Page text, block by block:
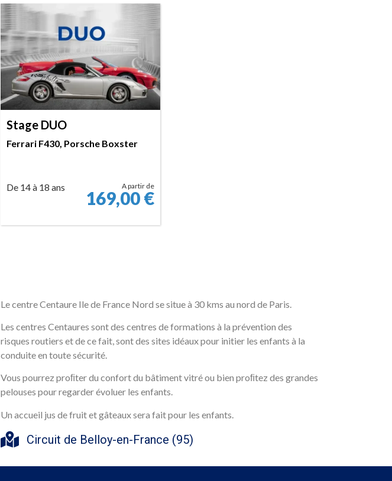
Stage DUO
Ferrari F430, Porsche Boxster
De 14 à 18 ans A partir de
169,00€
Le centre Centaure Ile de France Nord se situe à 30 kms au nord de Paris.
Les centres Centaures sont des centres de formations à la prévention des
risques routiers et de ce fait, sont des sites idéaux pour initier les enfants à la
conduite en toute sécurité.
Vous pourrez proﬁter du confort du bâtiment vitré ou bien proﬁtez des grandes
pelouses pour regarder évoluer les enfants.
Un accueil jus de fruit et gâteaux sera fait pour les enfants.
Circuit de Belloy-en-France (95)